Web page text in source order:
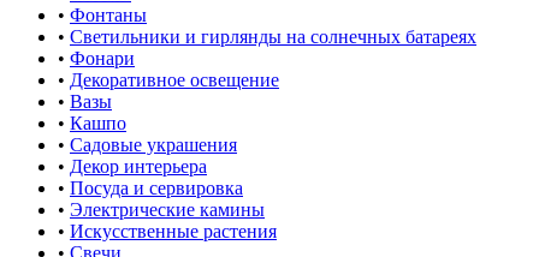
• Фонтаны
• Светильники и гирлянды на солнечных батареях
• Фонари
• Декоративное освещение
• Вазы
• Кашпо
• Садовые украшения
• Декор интерьера
• Посуда и сервировка
• Электрические камины
• Искусственные растения
• Свечи